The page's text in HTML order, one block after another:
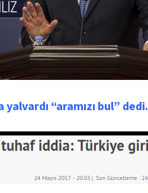
“aramızı bul” dedi.